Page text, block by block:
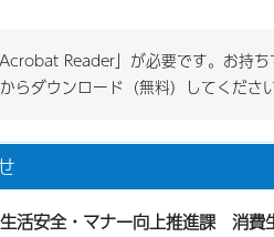
Reader」が必要です。お持ち
からダウンロード（無料）してください
安全・マナー向上推進課 消費